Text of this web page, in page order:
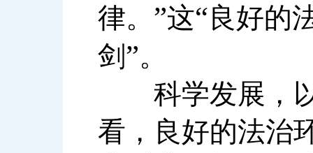
律。 ”这“良好的
剑 ”。
科学发展，以
看，良好的法治